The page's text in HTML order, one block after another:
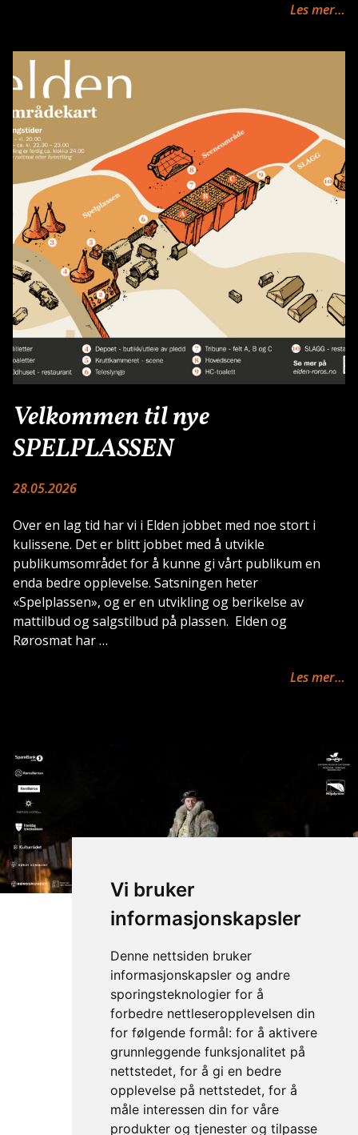
Vi bruker
informasjonskapsler
Denne nettsiden bruker
informasjonskapsler og andre
sporingsteknologier for å
forbedre nettleseropplevelsen din
for følgende formål: for å aktivere
grunnleggende funksjonalitet på
nettstedet, for å gi en bedre
opplevelse på nettstedet, for å
måle interessen din for våre
produkter og tjenester og tilpasse
Les mer…
Velkommen til nye
SPELPLASSEN
28.05.2026
Over en lag tid har vi i Elden jobbet med noe stort i
kulissene. Det er blitt jobbet med å utvikle
publikumsområdet for å kunne gi vårt publikum en
enda bedre opplevelse. Satsningen heter
«Spelplassen», og er en utvikling og berikelse av
mattilbud og salgstilbud på plassen. Elden og
Rørosmat har …
Les mer…
Stiftelsen Elden
Elden 2026
22. juli – 1. august
Billettsalget er i gang.
KJØP BILLETTER